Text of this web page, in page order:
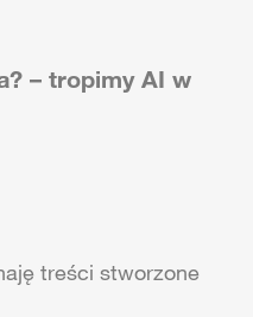
– tropimy AI w
treści stworzone